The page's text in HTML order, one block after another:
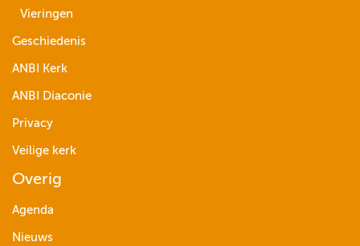
Vieringen
Geschiedenis
ANBI Kerk
ANBI Diaconie
Privacy
Veilige kerk
Overig
Agenda
Nieuws